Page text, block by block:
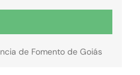
de Fomento de Goiás